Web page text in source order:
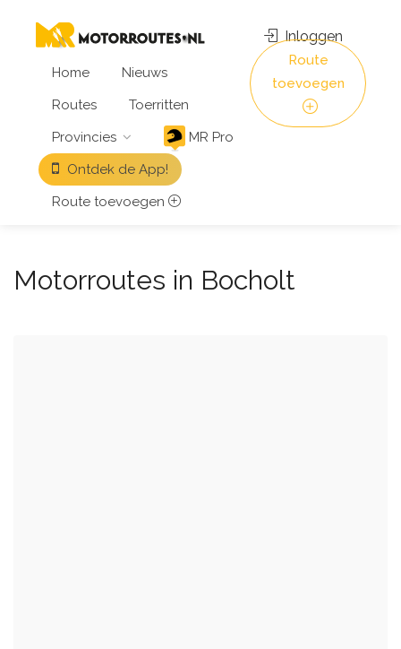
Home
Nieuws
Routes
Toerritten
Provincies
MR Pro
Ontdek de App!
Route toevoegen
Inloggen
Route
toevoegen
Motorroutes in Bocholt